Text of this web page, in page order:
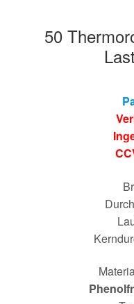
50